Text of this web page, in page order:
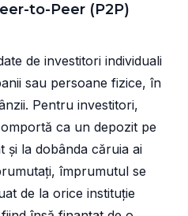
to-Peer (P2P)
de investitori individuali
sau persoane fizice, în
Pentru investitori,
ca un depozit pe
și la dobânda căruia ai
împrumutul se
de la orice instituție